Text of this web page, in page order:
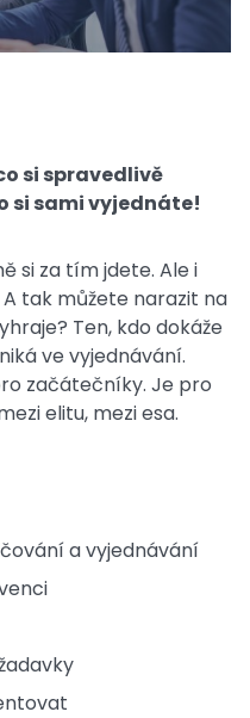
si spravedlivě
si sami vyjednáte!
si za tím jdete. Ale i
tak můžete narazit na
Ten, kdo dokáže
ve vyjednávání.
začátečníky. Je pro
elitu, mezi esa.
a vyjednávání